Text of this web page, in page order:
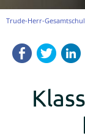
Logineo
Schulmanager
Online
Trude-Herr-
Facebook